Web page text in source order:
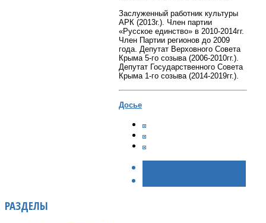
Заслуженный работник культуры
АРК (2013г.). Член партии
«Русское единство» в 2010-2014гг.
Член Партии регионов до 2009
года. Депутат Верховного Совета
Крыма 5-го созыва (2006-2010гг.).
Депутат Государственного Совета
Крыма 1-го созыва (2014-2019гг.).
Досье
РАЗДЕЛЫ